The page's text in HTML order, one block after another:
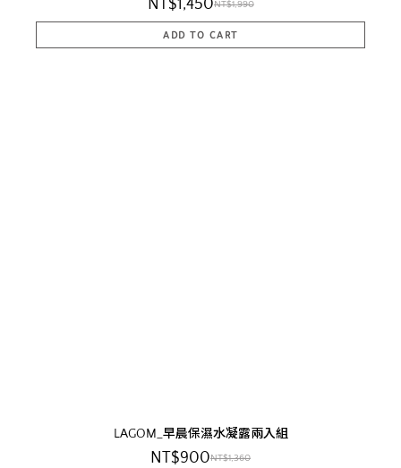
NT$1,450NT$1,990
LAGOM_早晨保濕水凝露兩入組
NT$900NT$1,360